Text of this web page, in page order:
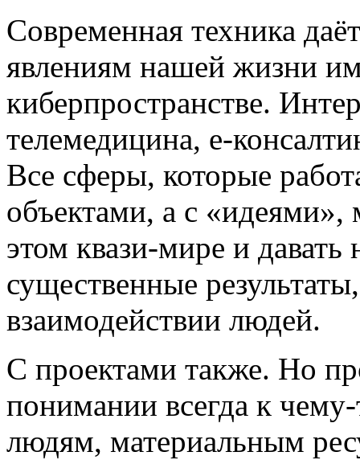
Современная техника
явлениям нашей жизни
киберпространстве.
телемедицина, е-
Все сферы, которые
объектами, а с «идеями»,
этом квази-мире и
существенные
взаимодействии людей.
С проектами также. Но
понимании всегда к
людям, материальным